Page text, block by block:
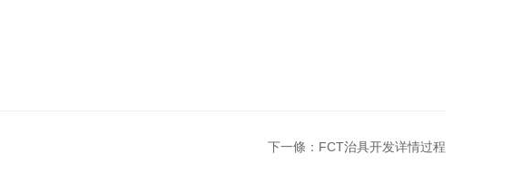
下一條：FCT治具开发详情过程